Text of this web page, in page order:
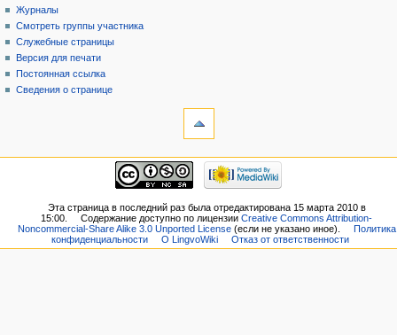
Журналы
Смотреть группы участника
Служебные страницы
Версия для печати
Постоянная ссылка
Сведения о странице
Эта страница в последний раз была отредактирована 15 марта 2010 в
15:00.
Содержание доступно по лицензииCreative Commons Attribution-
Noncommercial-Share Alike 3.0 Unported License(если не указано иное).
Политика
конфиденциальности
О LingvoWiki Отказ от ответственности